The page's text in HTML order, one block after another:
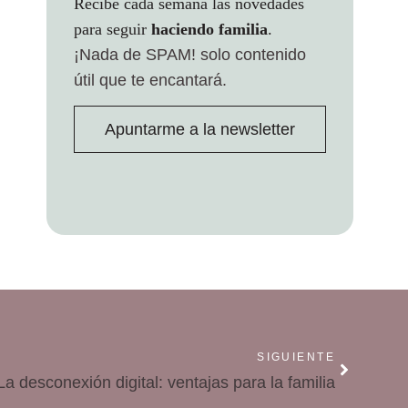
para seguir haciendo familia.
¡Nada de SPAM! solo contenido
útil que te encantará.
Apuntarme a la newsletter
SIGUIENTE
desconexión digital: ventajas para la familia